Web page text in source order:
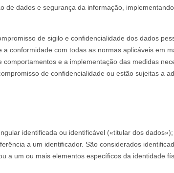
de dados e segurança da informação,
de sigilo e confidencialidade dos dados
conformidade com todas as normas aplicáveis em
e a implementação das medidas
de confidencialidade ou estão sujeitas a
identificada ou identificável («titular dos
a um identificador. São considerados
a um ou mais elementos específicos da identidade